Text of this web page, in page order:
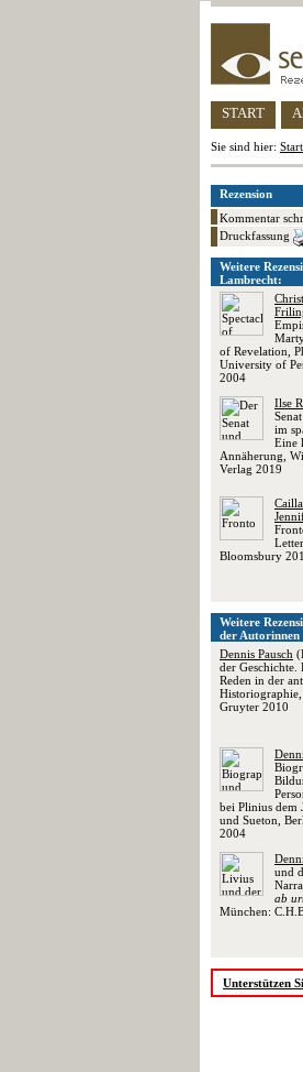
START
Sie sind hier: Start
Rezension
Kommentar
Druckfassung
Weitere
Lambrecht:
of Revelation,
University of
2004
Ilse
im
Eine
Annäherung,
Verlag 2019
Bloomsbury
Weitere
der Autorinnen
Dennis Pausch
der
Reden in der
Gruyter 2010
bei Plinius dem
und Sueton,
2004
und
ab
München:
Unterstützen